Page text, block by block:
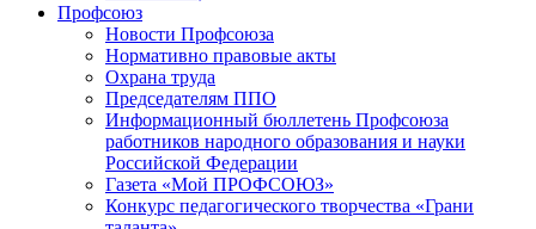
Профсоюз
Новости Профсоюза
Нормативно правовые акты
Охрана труда
Председателям ППО
Информационный бюллетень Профсоюза
работников народного образования и науки
Российской Федерации
Газета «Мой ПРОФСОЮЗ»
Конкурс педагогического творчества «Грани